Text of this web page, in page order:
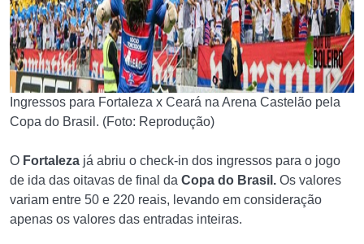
Ingressos para Fortaleza x Ceará na Arena Castelão pela
Copa do Brasil. (Foto: Reprodução)
O Fortaleza já abriu o check-in dos ingressos para o jogo
de ida das oitavas de final da Copa do Brasil. Os valores
variam entre 50 e 220 reais, levando em consideração
apenas os valores das entradas inteiras.